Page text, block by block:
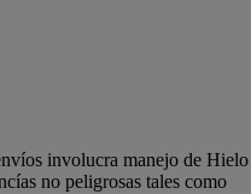
involucra manejo de Hielo
no peligrosas tales como